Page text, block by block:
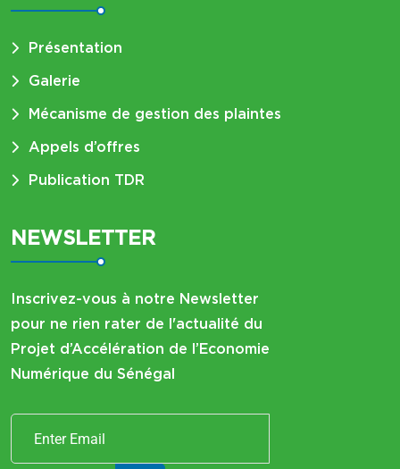
Présentation
Galerie
Mécanisme de gestion des plaintes
Appels d’offres
Publication TDR
NEWSLETTER
Inscrivez-vous à notre Newsletter
pour ne rien rater de l'actualité du
Projet d’Accélération de l’Economie
Numérique du Sénégal